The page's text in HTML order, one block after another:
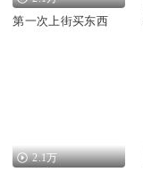
第一次上街买东西
2.1万